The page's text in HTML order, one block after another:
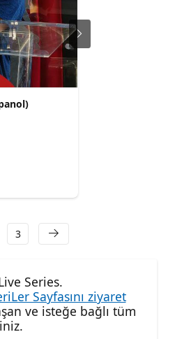
3
Series.
Sayfasını ziyaret
ve isteğe bağlı tüm